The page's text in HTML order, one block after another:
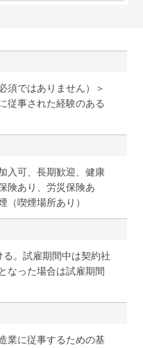
須ではありません）＞
従事された経験のある
入可、長期歓迎、健康
険あり、労災保険あ
（喫煙場所あり）
。試雇期間中は契約社
なった場合は試雇期間
業に従事するための基